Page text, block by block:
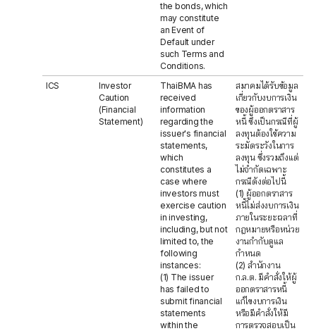
the bonds, which
may constitute
an Event of
Default under
such Terms and
Conditions.
ICS
Investor
Caution
(Financial
Statement)
ThaiBMA has
received
information
regarding the
issuer's financial
statements,
which
constitutes a
case where
investors must
exercise caution
in investing,
including, but not
limited to, the
following
instances:
(1) The issuer
has failed to
submit financial
statements
within the
สมาคมได้รับข้อมูล
เกี่ยวกับงบการเงิน
ของผู้ออกตราสาร
หนี้ ซึ่งเป็นกรณีที่ผู้
ลงทุนต้องใช้ความ
ระมัดระวังในการ
ลงทุน ซึ่งรวมถึงแต่
ไม่จำกัดเฉพาะ
กรณีดังต่อไปนี้
(1) ผู้ออกตราสาร
หนี้ไม่ส่งงบการเงิน
ภายในระยะเวลาที่
กฎหมายหรือหน่วย
งานกำกับดูแล
กำหนด
(2) สำนักงาน
ก.ล.ต. มีคำสั่งให้ผู้
ออกตราสารหนี้
แก้ไขงบการเงิน
หรือมีคำสั่งให้มี
การตรวจสอบเป็น